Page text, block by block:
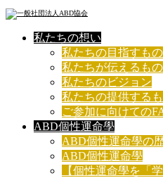
私たちの想い
私たちの目指すもの
私たちが伝えるもの
私たちのビジョン
私たちの提供する
ご参加に向けての
ABD個性運命學
ABD個性運命學の
ABD個性運命學
【個性運命學を「